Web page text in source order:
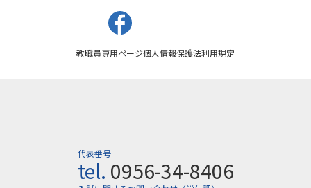
教職員専用ページ個人情報保護法利用規定
代表番号
tel. 0956-34-8406